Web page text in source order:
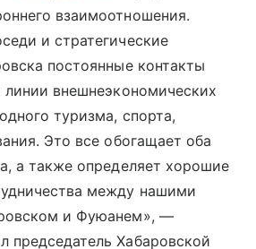
взаимоотношения.
и стратегические
постоянные контакты
линии внешнеэкономических
туризма, спорта,
Это все обогащает оба
а также определяет хорошие
между нашими
и Фуюанем», —
председатель Хабаровской